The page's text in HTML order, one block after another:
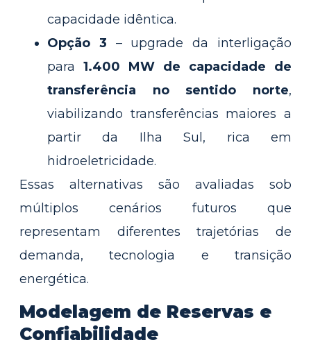
capacidade idêntica.
Opção 3 – upgrade da interligação
para 1.400 MW de capacidade de
transferência no sentido norte,
viabilizando transferências maiores a
partir da Ilha Sul, rica em
hidroeletricidade.
Essas alternativas são avaliadas sob
múltiplos cenários futuros que
representam diferentes trajetórias de
demanda, tecnologia e transição
energética.
Modelagem de Reservas e
Confiabilidade